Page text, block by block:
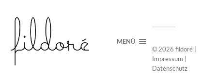
MENÜ
© 2026fildoré
Impressum
Datenschutz